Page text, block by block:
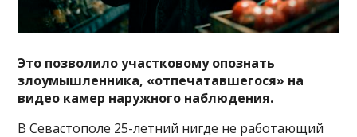
Это позволило участковому опознать
злоумышленника, «отпечатавшегося» на
видео камер наружного наблюдения.
В Севастополе 25-летний нигде не работающий